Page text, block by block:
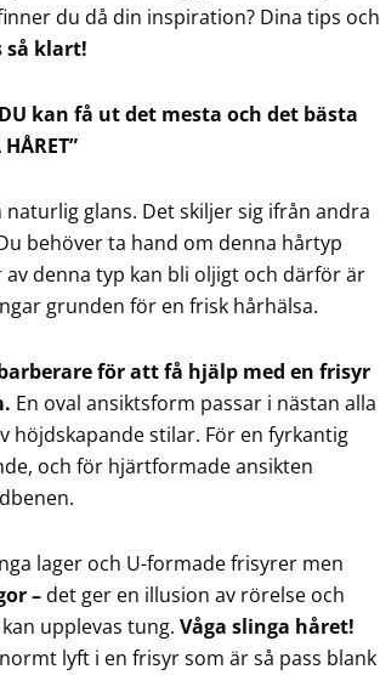
du då din inspiration? Dina tips och
så klart!
kan få ut det mesta och det bästa
glans. Det skiljer sig ifrån andra
behöver ta hand om denna hårtyp
denna typ kan bli oljigt och därför är
grunden för en frisk hårhälsa.
för att få hjälp med en frisyr
En oval ansiktsform passar i nästan alla
höjdskapande stilar. För en fyrkantig
och för hjärtformade ansikten
lager och U-formade frisyrer men
–det ger en illusion av rörelse och
upplevas tung. Våga slinga håret!
lyft i en frisyr som är så pass blank